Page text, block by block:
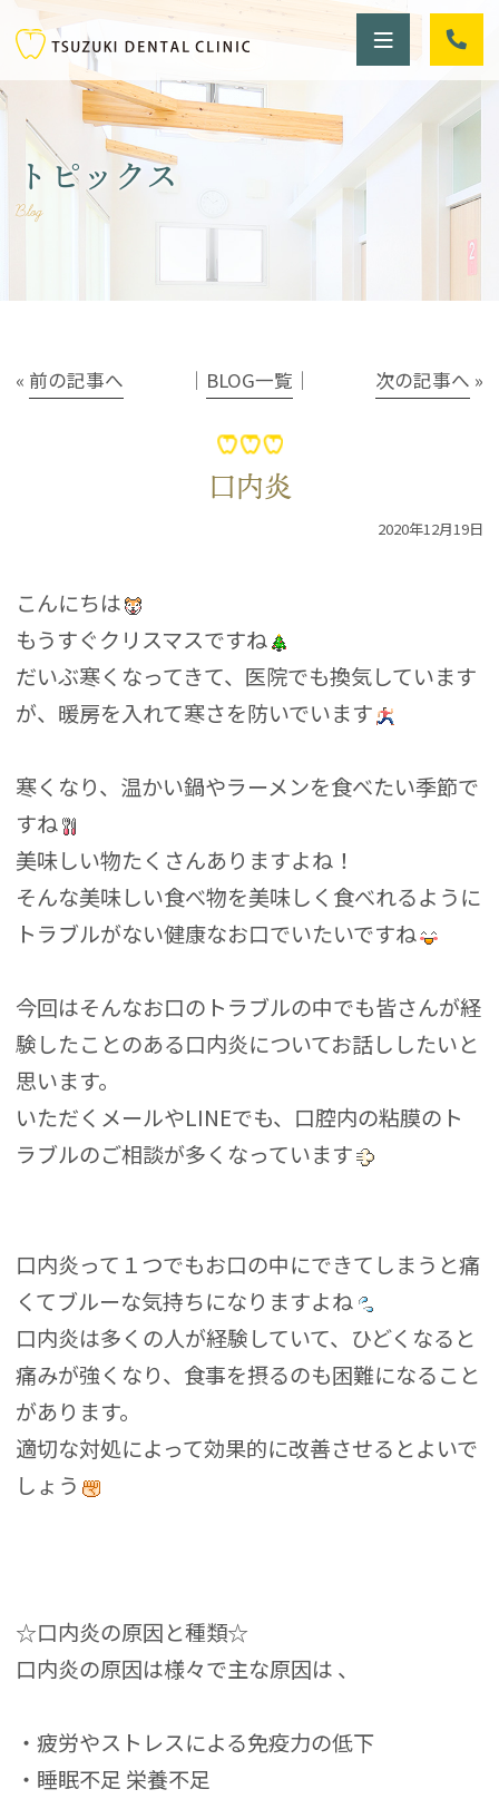
トピックス
Blog
« 前の記事へ │ BLOG一覧 │ 次の記事へ »
口内炎
2020年12月19日
こんにちは
もうすぐクリスマスですね
だいぶ寒くなってきて、医院でも換気しています
が、暖房を入れて寒さを防いでいます
寒くなり、温かい鍋やラーメンを食べたい季節で
すね
美味しい物たくさんありますよね！
そんな美味しい食べ物を美味しく食べれるように
トラブルがない健康なお口でいたいですね
今回はそんなお口のトラブルの中でも皆さんが経
験したことのある口内炎についてお話ししたいと
思います。
いただくメールやLINEでも、口腔内の粘膜のト
ラブルのご相談が多くなっています
口内炎って１つでもお口の中にできてしまうと痛
くてブルーな気持ちになりますよね
口内炎は多くの人が経験していて、ひどくなると
痛みが強くなり、食事を摂るのも困難になること
があります。
適切な対処によって効果的に改善させるとよいで
しょう
☆口内炎の原因と種類☆
口内炎の原因は様々で主な原因は 、
・疲労やストレスによる免疫力の低下
・睡眠不足 栄養不足